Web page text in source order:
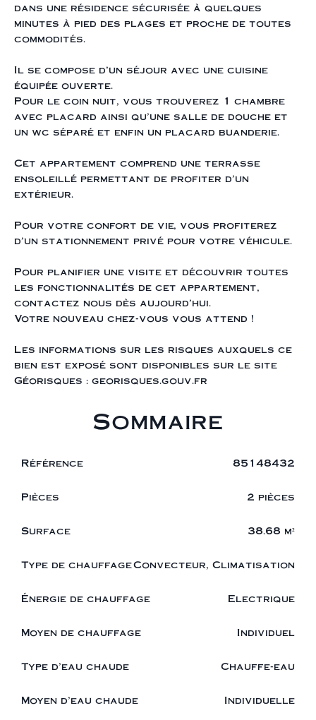
dans une résidence sécurisée à quelques
minutes à pied des plages et proche de toutes
commodités.
Il se compose d'un séjour avec une cuisine
équipée ouverte.
Pour le coin nuit, vous trouverez 1 chambre
avec placard ainsi qu'une salle de douche et
un wc séparé et enfin un placard buanderie.
Cet appartement comprend une terrasse
ensoleillé permettant de profiter d'un
extérieur.
Pour votre confort de vie, vous profiterez
d'un stationnement privé pour votre véhicule.
Pour planifier une visite et découvrir toutes
les fonctionnalités de cet appartement,
contactez nous dès aujourd'hui.
Votre nouveau chez-vous vous attend !
Les informations sur les risques auxquels ce
bien est exposé sont disponibles sur le site
Géorisques : georisques.gouv.fr
Sommaire
Référence 85148432
Pièces 2 pièces
Surface 38.68 m²
Type de chauffageConvecteur, Climatisation
Énergie de chauffage Electrique
Moyen de chauffage Individuel
Type d'eau chaude Chauffe-eau
Moyen d'eau chaude Individuelle